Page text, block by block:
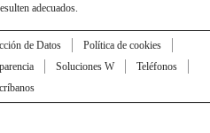
adecuados.
de Datos
Política de cookies
Soluciones W
Teléfonos